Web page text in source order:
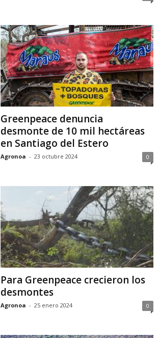
Greenpeace denuncia
desmonte de 10 mil hectáreas
en Santiago del Estero
Agronoa - 23 octubre 2024 0
Para Greenpeace crecieron los
desmontes
Agronoa - 25 enero 2024 0